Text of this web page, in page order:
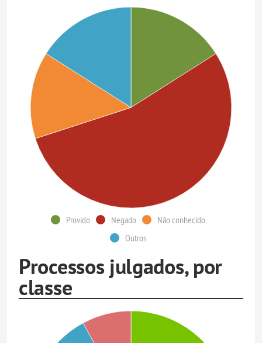
Provido Negado
Não conhecido
Outros
Processos julgados, por
classe